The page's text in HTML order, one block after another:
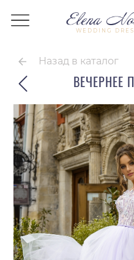
WEDDING
Назад в каталог
ВЕЧЕРНЕЕ